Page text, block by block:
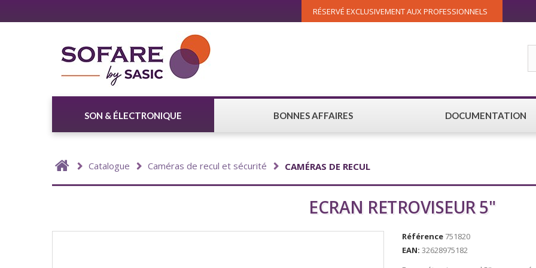
RÉSERVÉ EXCLUSIVEMENT AUX PROFESSIONNELS
SON & ÉLECTRONIQUE BONNES AFFAIRES DOCUMENTATION
Catalogue Caméras de recul et sécurité CAMÉRAS DE RECUL
ECRAN RETROVISEUR 5"
Référence 751820
EAN: 32628975182